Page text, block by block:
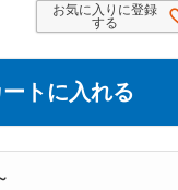
お気に入りに登録
する
ートに入れる